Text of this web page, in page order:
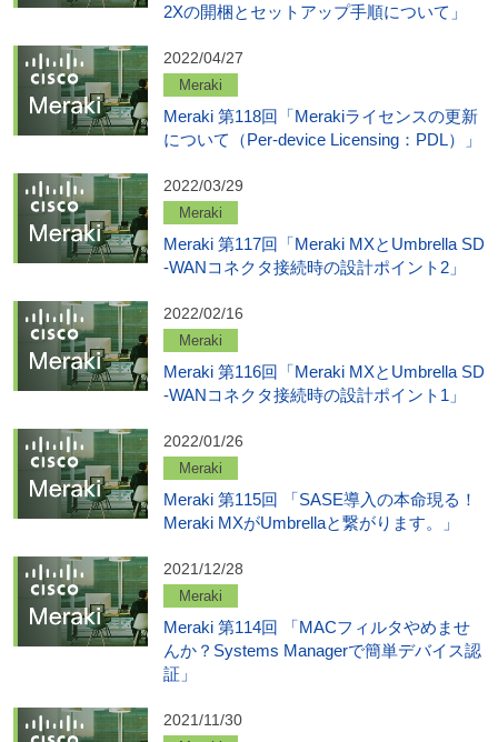
2Xの開梱とセットアップ手順について」
2022/04/27
Meraki
Meraki 第118回「Merakiライセンスの更新
について（Per-device Licensing：PDL）」
2022/03/29
Meraki
Meraki 第117回「Meraki MXとUmbrella SD
-WANコネクタ接続時の設計ポイント2」
2022/02/16
Meraki
Meraki 第116回「Meraki MXとUmbrella SD
-WANコネクタ接続時の設計ポイント1」
2022/01/26
Meraki
Meraki 第115回 「SASE導入の本命現る！
Meraki MXがUmbrellaと繋がります。」
2021/12/28
Meraki
Meraki 第114回 「MACフィルタやめませ
んか？Systems Managerで簡単デバイス認
証」
2021/11/30